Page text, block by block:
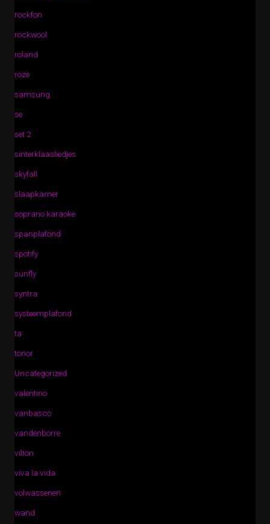
rockfon
rockwool
roland
roze
samsung
se
set 2
sinterklaasliedjes
skyfall
slaapkamer
soprano karaoke
spanplafond
spotify
sunfly
syntra
systeemplafond
ta
tonor
Uncategorized
valentino
vanbasco
vandenborre
vilton
viva la vida
volwassenen
wand